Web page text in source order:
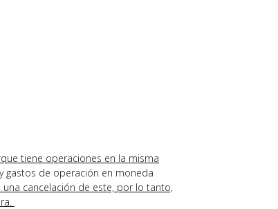
tiene operaciones en la misma
gastos de operación en moneda
una cancelación de este, por lo tanto,